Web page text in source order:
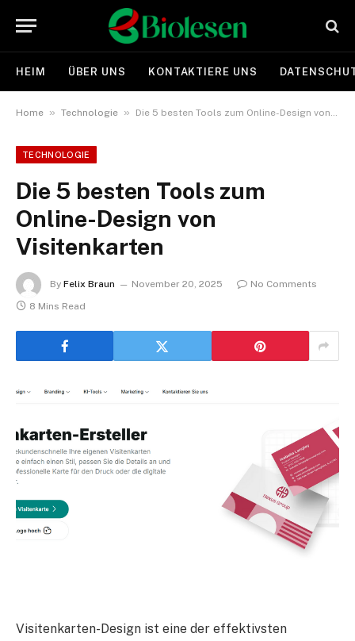
HEIM ÜBER UNS KONTAKTIERE UNS
Home » Technologie » Die 5 besten Tools zum Online-Design von Visitenkarten
TECHNOLOGIE
Die 5 besten Tools zum
Online-Design von
Visitenkarten
By Felix Braun November 20, 2025
No Comments
8 Mins Read
Visitenkarten-Design ist eine der effektivsten